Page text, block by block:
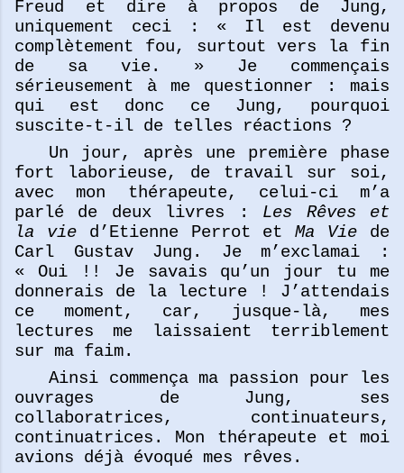
Freud et dire à propos de Jung,
uniquement ceci : « Il est devenu
complètement fou, surtout vers la fin
de sa vie. » Je commençais
sérieusement à me questionner : mais
qui est donc ce Jung, pourquoi
suscite-t-il de telles réactions ?
Un jour, après une première phase
fort laborieuse, de travail sur soi,
avec mon thérapeute, celui-ci m’a
parlé de deux livres : Les Rêves et
la vied’Etienne Perrot etMa Vie de
Carl Gustav Jung. Je m’exclamai :
« Oui !! Je savais qu’un jour tu me
donnerais de la lecture ! J’attendais
ce moment, car, jusque-là, mes
lectures me laissaient terriblement
sur ma faim.
Ainsi commença ma passion pour les
ouvrages de Jung, ses
collaboratrices, continuateurs,
continuatrices. Mon thérapeute et moi
avions déjà évoqué mes rêves.